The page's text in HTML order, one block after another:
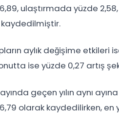
ulaştırmada yüzde
aylık değişime etkileri
ise yüzde 0,27 artış
geçen yılın aynı
olarak kaydedilirken, en